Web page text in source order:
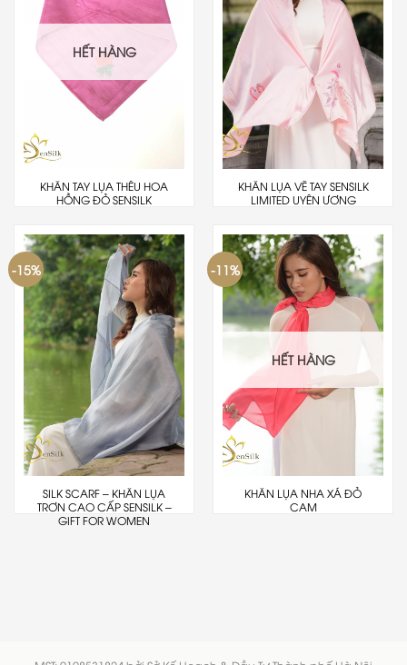
HẾT HÀNG
KHĂN TAY LỤA THÊU HOA
HỒNG ĐỎ SENSILK
KHĂN LỤA VẼ TAY SENSILK
LIMITED UYÊN ƯƠNG
-15%
SILK SCARF – KHĂN LỤA
TRƠN CAO CẤP SENSILK –
GIFT FOR WOMEN
-11%
HẾT HÀNG
KHĂN LỤA NHA XÁ ĐỎ
CAM